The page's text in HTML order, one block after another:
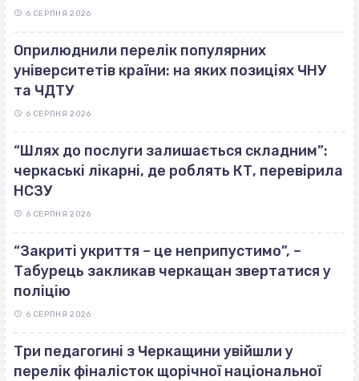
6 СЕРПНЯ 2026
Оприлюднили перелік популярних
університетів країни: на яких позиціях ЧНУ
та ЧДТУ
6 СЕРПНЯ 2026
“Шлях до послуги залишається складним”:
черкаські лікарні, де роблять КТ, перевірила
НСЗУ
6 СЕРПНЯ 2026
“Закриті укриття – це неприпустимо”, –
Табурець закликав черкащан звертатися у
поліцію
6 СЕРПНЯ 2026
Три педагогині з Черкащини увійшли у
перелік фіналісток щорічної національної